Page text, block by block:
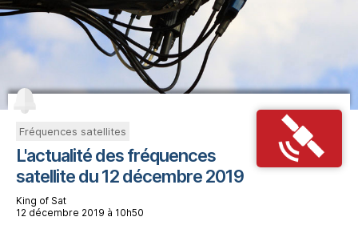
Fréquences satellites
L'actualité des fréquences
satellite du 12 décembre 2019
King of Sat
12 décembre 2019 à 10h50